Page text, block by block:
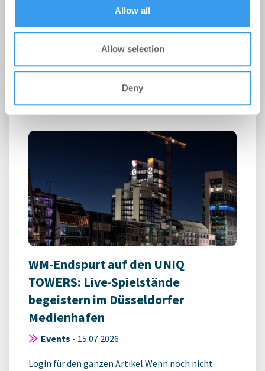
Allow all
Allow selection
Deny
196+ forum München
24 Hotels aus elf Ländern bewerben sich für die
WM-Endspurt auf den UNIQ
TOWERS: Live-Spielstände
begeistern im Düsseldorfer
Medienhafen
Events - 15.07.2026
Login für den ganzen Artikel Wenn noch nicht